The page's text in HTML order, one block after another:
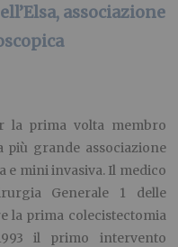
associazione
la prima volta membro
più grande associazione
e mini invasiva. Il medico
Generale 1 delle
la prima colecistectomia
il primo intervento